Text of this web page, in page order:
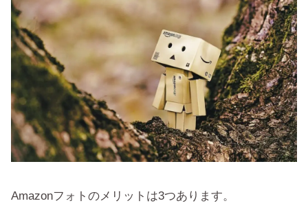
Amazonフォトのメリットは3つあります。